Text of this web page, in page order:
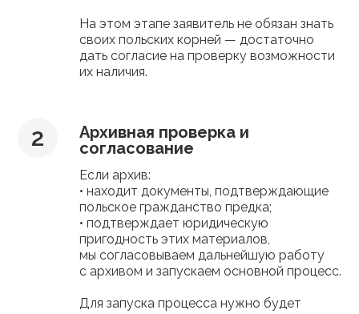
На этом этапе заявитель не обязан знать
своих польских корней — достаточно
дать согласие на проверку возможности
их наличия.
Архивная проверка и
согласование
Если архив:
• находит документы, подтверждающие
польское гражданство предка;
• подтверждает юридическую
пригодность этих материалов,
мы согласовываем дальнейшую работу
с архивом и запускаем основной процесс.
Для запуска процесса нужно будет